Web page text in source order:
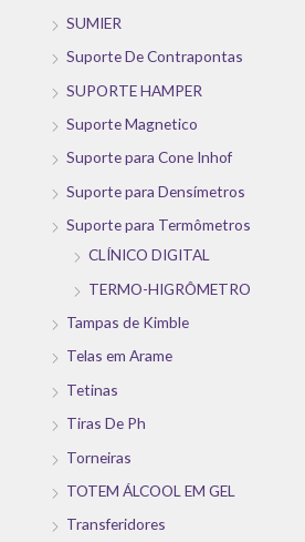
SUMIER
Suporte De Contrapontas
SUPORTE HAMPER
Suporte Magnetico
Suporte para Cone Inhof
Suporte para Densímetros
Suporte para Termômetros
CLÍNICO DIGITAL
TERMO-HIGRÔMETRO
Tampas de Kimble
Telas em Arame
Tetinas
Tiras De Ph
Torneiras
TOTEM ÁLCOOL EM GEL
Transferidores